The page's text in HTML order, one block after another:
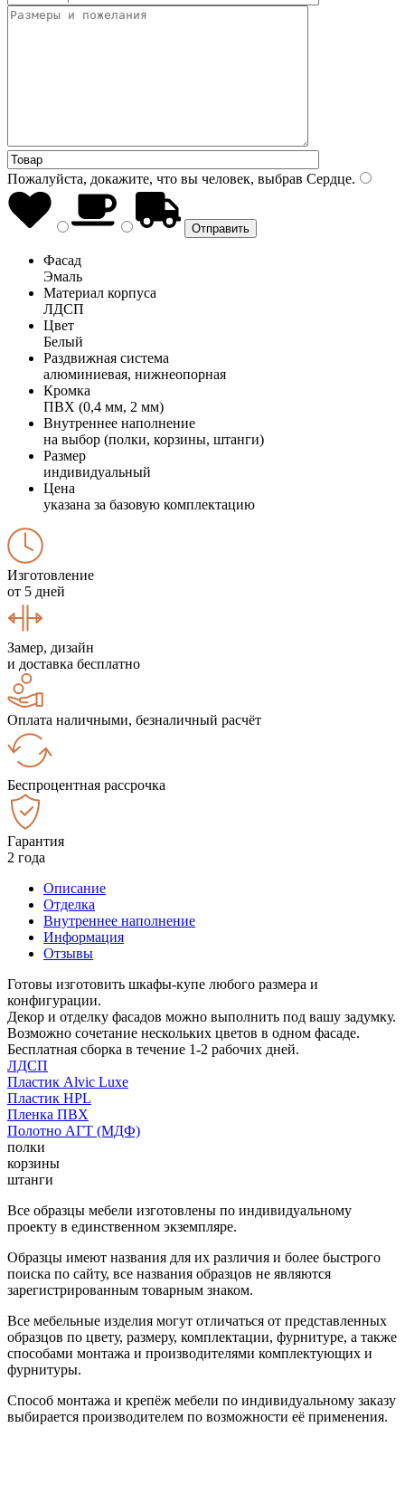
Пожалуйста, докажите, что вы человек, выбрав Сердце.
Фасад
Эмаль
Материал корпуса
ЛДСП
Цвет
Белый
Раздвижная система
алюминиевая, нижнеопорная
Кромка
ПВХ (0,4 мм, 2 мм)
Внутреннее наполнение
на выбор (полки, корзины, штанги)
Размер
индивидуальный
Цена
указана за базовую комплектацию
Изготовление
от 5 дней
Замер, дизайн
и доставка бесплатно
Оплата наличными, безналичный расчёт
Беспроцентная рассрочка
Гарантия
2 года
Описание
Отделка
Внутреннее наполнение
Информация
Отзывы
Готовы изготовить шкафы-купе любого размера и
конфигурации.
Декор и отделку фасадов можно выполнить под вашу задумку.
Возможно сочетание нескольких цветов в одном фасаде.
Бесплатная сборка в течение 1-2 рабочих дней.
ЛДСП
Пластик Alvic Luxe
Пластик HPL
Пленка ПВХ
Полотно АГТ (МДФ)
полки
корзины
штанги
Все образцы мебели изготовлены по индивидуальному
проекту в единственном экземпляре.
Образцы имеют названия для их различия и более быстрого
поиска по сайту, все названия образцов не являются
зарегистрированным товарным знаком.
Все мебельные изделия могут отличаться от представленных
образцов по цвету, размеру, комплектации, фурнитуре, а также
способами монтажа и производителями комплектующих и
фурнитуры.
Способ монтажа и крепёж мебели по индивидуальному заказу
выбирается производителем по возможности её применения.